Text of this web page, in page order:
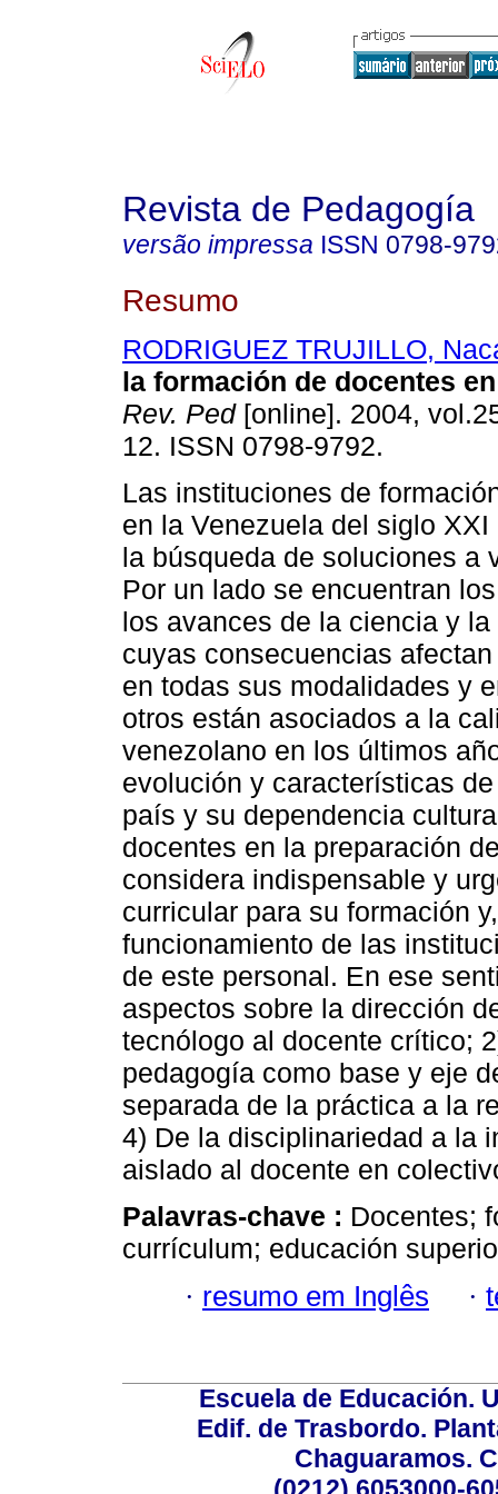
Revista de Pedagogía
versão impressa ISSN 0798-
Resumo
RODRIGUEZ TRUJILLO,
la formación de docentes
Rev. Ped[online]. 2004,
12. ISSN 0798-9792.
Las instituciones de
en la Venezuela del siglo XXI
la búsqueda de soluciones a
Por un lado se encuentran
los avances de la ciencia y
cuyas consecuencias
en todas sus modalidades y
otros están asociados a la
venezolano en los últimos
evolución y características
país y su dependencia
docentes en la preparación
considera indispensable y
curricular para su formación
funcionamiento de las
de este personal. En ese
aspectos sobre la dirección
tecnólogo al docente crítico;
pedagogía como base y eje
separada de la práctica a la
4) De la disciplinariedad a la
aislado al docente en
Palavras-chave : Docentes;
currículum; educación
· resumo em Inglês ·
Escuela de Educación.
Edif. de Trasbordo.
Chaguaramos.